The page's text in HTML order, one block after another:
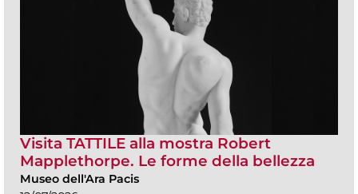
Visita TATTILE alla mostra Robert
Mapplethorpe. Le forme della bellezza
Museo dell'Ara Pacis